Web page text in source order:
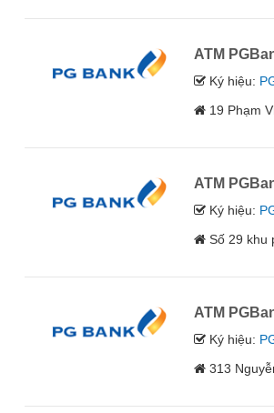
ATM
Ký hiệu:
19 Phạm
ATM
Ký hiệu:
Số 29 khu
ATM
Ký hiệu:
313